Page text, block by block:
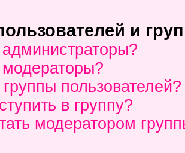
и
администраторы?
модераторы?
пользователей?
в группу?
модератором